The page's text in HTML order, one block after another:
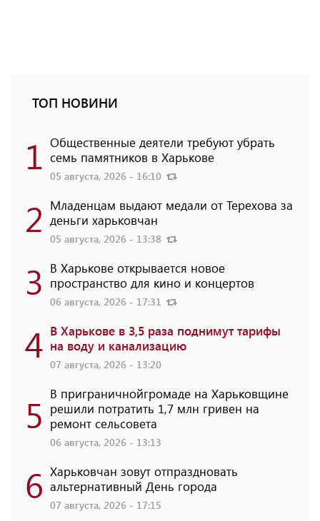
ТОП НОВИНИ
1 Общественные деятели требуют убрать
семь памятников в Харькове
05 августа, 2026 - 16:10
2 Младенцам выдают медали от Терехова за
деньги харьковчан
05 августа, 2026 - 13:38
3 В Харькове открывается новое
пространство для кино и концертов
06 августа, 2026 - 17:31
4 В Харькове в 3,5 раза поднимут тарифы
на воду и канализацию
07 августа, 2026 - 13:20
5 В приграничнойгромаде на Харьковщине
решили потратить 1,7 млн ​​гривен на
ремонт сельсовета
06 августа, 2026 - 13:13
6 Харьковчан зовут отпраздновать
альтернативный День города
07 августа, 2026 - 17:15